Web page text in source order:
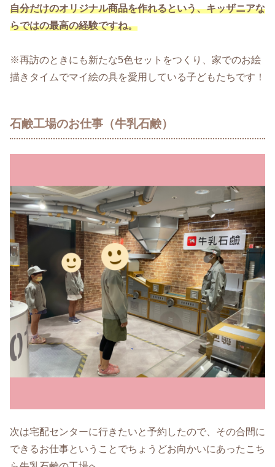
自分だけのオリジナル商品を作れるという、キッザニアな
らではの最高の経験ですね。
※再訪のときにも新たな5色セットをつくり、家でのお絵
描きタイムでマイ絵の具を愛用している子どもたちです！
石鹸工場のお仕事（牛乳石鹸）
次は宅配センターに行きたいと予約したので、その合間に
できるお仕事ということでちょうどお向かいにあったこち